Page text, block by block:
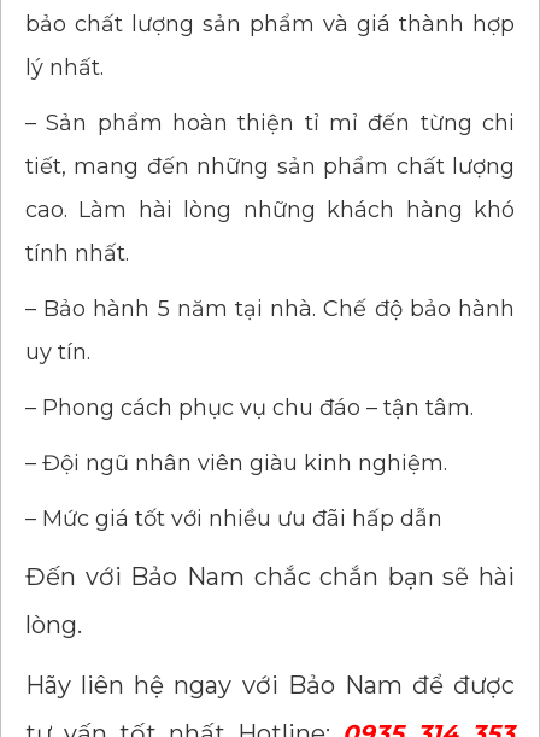
bảo chất lượng sản phẩm và giá thành hợp
lý nhất.
– Sản phẩm hoàn thiện tỉ mỉ đến từng chi
tiết, mang đến những sản phẩm chất lượng
cao. Làm hài lòng những khách hàng khó
tính nhất.
– Bảo hành 5 năm tại nhà. Chế độ bảo hành
uy tín.
– Phong cách phục vụ chu đáo – tận tâm.
– Đội ngũ nhân viên giàu kinh nghiệm.
– Mức giá tốt với nhiều ưu đãi hấp dẫn
Đến với Bảo Nam chắc chắn bạn sẽ hài
lòng.
Hãy liên hệ ngay với Bảo Nam để được